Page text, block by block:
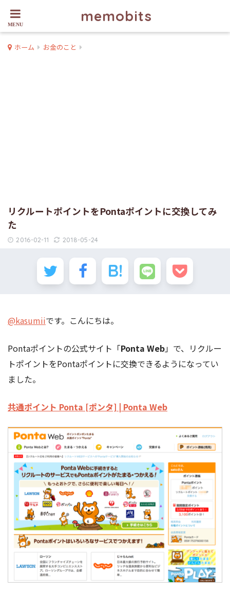
memobits
ホーム お金のこと
リクルートポイントをPontaポイントに交換してみ
た
2016-02-11 2018-05-24
@kasumiiです。こんにちは。
Pontaポイントの公式サイト「Ponta Web」で、リクルー
トポイントをPontaポイントに交換できるようになってい
ました。
共通ポイント Ponta [ポンタ] | Ponta Web